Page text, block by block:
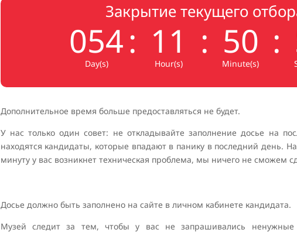
Закрытие текущего
054
Day(s)
: 11
Hour(s)
: 50
Minute(s)
:
Дополнительное время больше предоставляться не будет.
У нас только один совет: не откладывайте заполнение досье на
находятся кандидаты, которые впадают в панику в последний день.
минуту у вас возникнет техническая проблема, мы ничего не сможем
Досье должно быть заполнено на сайте в личном кабинете кандидата.
Музей следит за тем, чтобы у вас не запрашивались ненужные